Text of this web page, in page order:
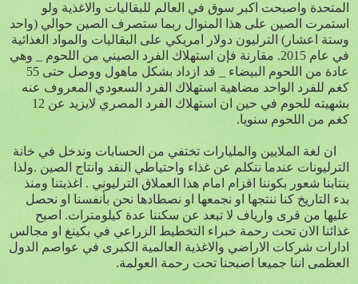
المتحدة واصبحت اكبر سوق في العالم للبقاليات والاغذية ولو
استمرت الصين على هذا المنوال ربما ستصرف الصين حوالي (واحد
وستة اعشار) الترليون دولار امريكي على البقاليات والمواد الغذائية
في عام 2015. مقارنة فإن استهلاك الفرد الصيني من اللحوم _ وهي
عادة من اللحوم البيضاء _ قد ازداد بشكل ماهول ووصل حتى 55
كغم للفرد الواحد مضاهية استهلاك الفرد السعودي المعروف عنه
بشهيته للحوم في حين ان استهلاك الفرد المصري لايزيد عن 12
كغم من اللحوم سنويا.
ان لغة الملايين والمليارات تختفي من الحسابات وندخل في خانة
الترليونات عندما نتكلم عن غذاء واحتياطي النقد وانتاج الصين .ولذا
ينتابنا شعور بكوننا اقزام امام هذا العملاق الترليوني . اغذيتنا ومنذ
بدء التاريخ كنا ننتجها او نجمعها او نصطادها نحن بأنفسنا او نحصل
عليها من قرى وارياف لا تبعد عن سكننا عدة كيلومترات. اصبح
غذائنا الان تحت رحمة خبراء التخطيط الزراعي في بكينغ او مجالس
ادارات شركات الاراضي والاغذية العالمية الكبرى في عواصم الدول
العظمى اننا جميعا اصبحنا تحت رحمة العولمة.